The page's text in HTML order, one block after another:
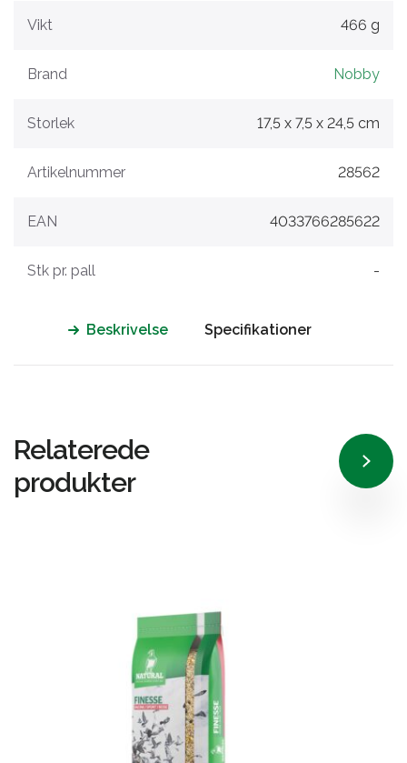
Vikt 466 g
Brand Nobby
Storlek 17,5 x 7,5 x 24,5 cm
Artikelnummer 28562
EAN 4033766285622
Stk pr. pall -
Beskrivelse Specifikationer
Relaterede
produkter